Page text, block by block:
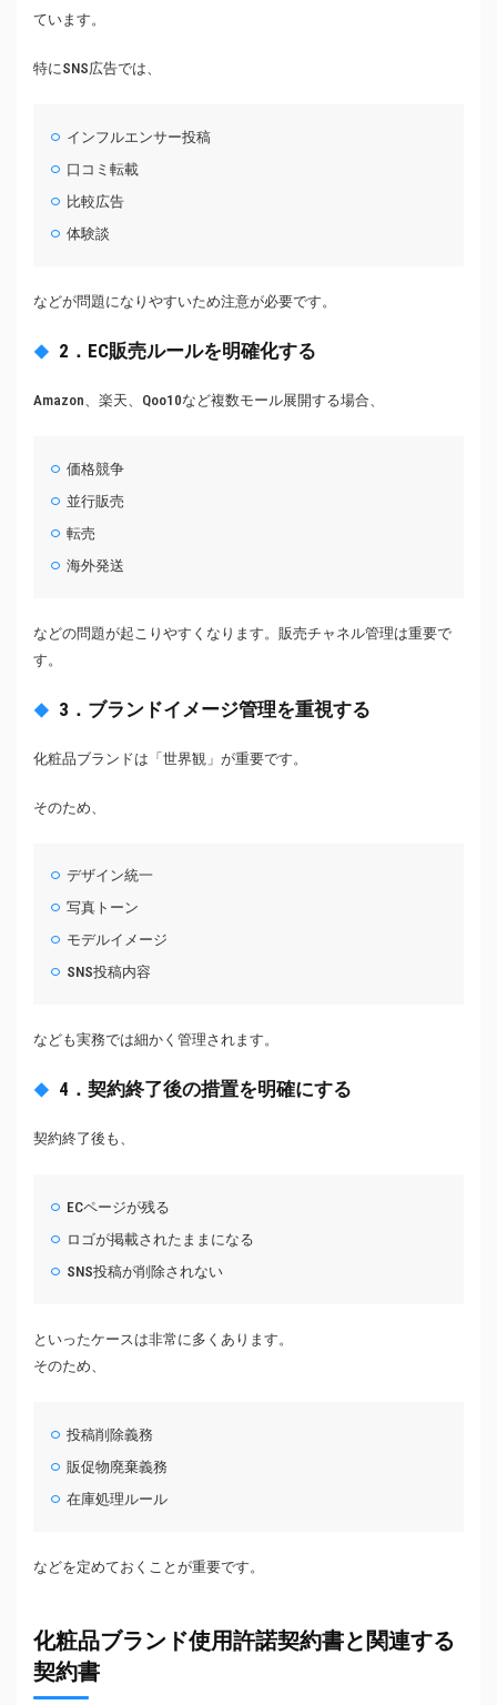
ています。
特にSNS広告では、
インフルエンサー投稿
口コミ転載
比較広告
体験談
などが問題になりやすいため注意が必要です。
2．EC販売ルールを明確化する
Amazon、楽天、Qoo10など複数モール展開する場合、
価格競争
並行販売
転売
海外発送
などの問題が起こりやすくなります。販売チャネル管理は重要で
す。
3．ブランドイメージ管理を重視する
化粧品ブランドは「世界観」が重要です。
そのため、
デザイン統一
写真トーン
モデルイメージ
SNS投稿内容
なども実務では細かく管理されます。
4．契約終了後の措置を明確にする
契約終了後も、
ECページが残る
ロゴが掲載されたままになる
SNS投稿が削除されない
といったケースは非常に多くあります。
そのため、
投稿削除義務
販促物廃棄義務
在庫処理ルール
などを定めておくことが重要です。
化粧品ブランド使用許諾契約書と関連する
契約書